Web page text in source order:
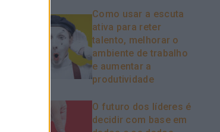
Como usar a escuta
ativa para reter
talento, melhorar o
ambiente de trabalho
e aumentar a
produtividade
O futuro dos líderes é
decidir com base em